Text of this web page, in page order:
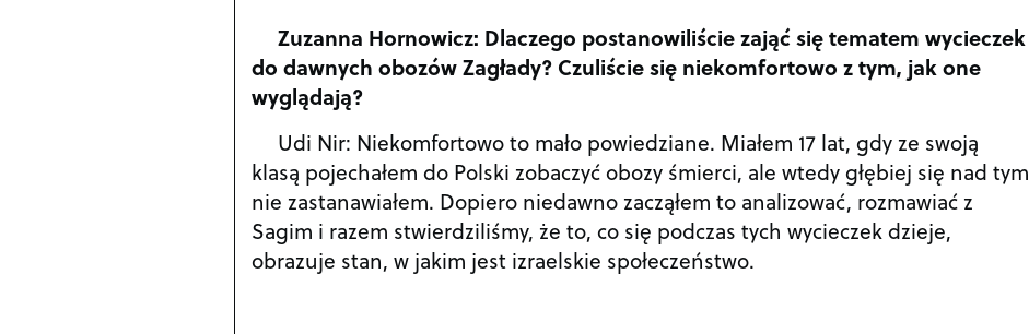
Zuzanna Hornowicz: Dlaczego postanowiliście zająć się tematem wycieczek
do dawnych obozów Zagłady? Czuliście się niekomfortowo z tym, jak one
wyglądają?
Udi Nir: Niekomfortowo to mało powiedziane. Miałem 17 lat, gdy ze swoją
klasą pojechałem do Polski zobaczyć obozy śmierci, ale wtedy głębiej się nad tym
nie zastanawiałem. Dopiero niedawno zacząłem to analizować, rozmawiać z
Sagim i razem stwierdziliśmy, że to, co się podczas tych wycieczek dzieje,
obrazuje stan, w jakim jest izraelskie społeczeństwo.